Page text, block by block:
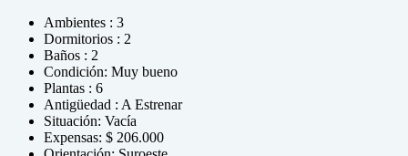
Ambientes : 3
Dormitorios : 2
Baños : 2
Condición: Muy bueno
Plantas : 6
Antigüedad : A Estrenar
Situación: Vacía
Expensas: $ 206.000